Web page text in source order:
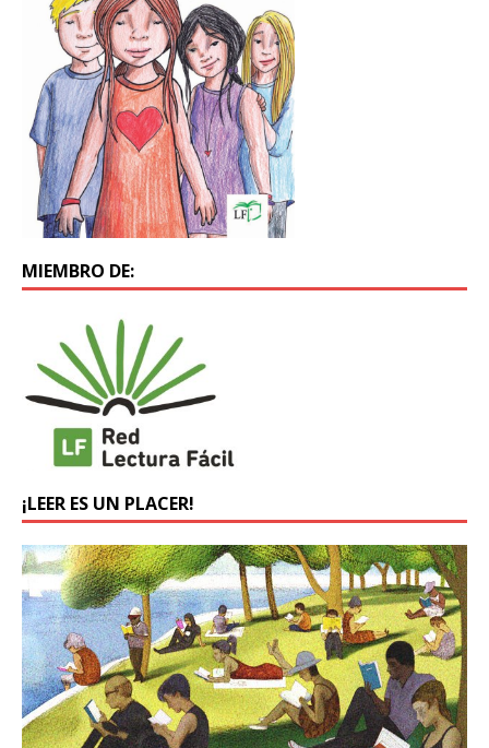
MIEMBRO DE:
¡LEER ES UN PLACER!